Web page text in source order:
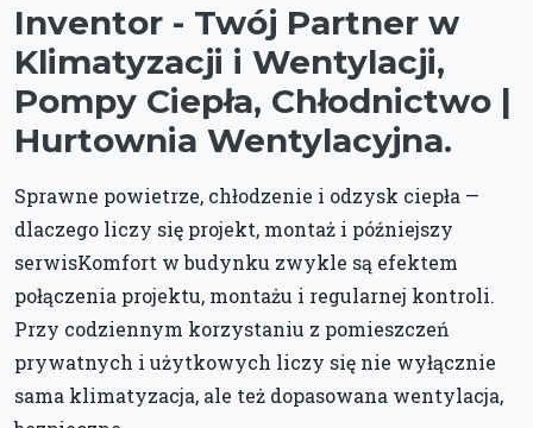
Inventor - Twój Partner w
Klimatyzacji i Wentylacji,
Pompy Ciepła, Chłodnictwo |
Hurtownia Wentylacyjna.
Sprawne powietrze, chłodzenie i odzysk ciepła —
dlaczego liczy się projekt, montaż i późniejszy
serwisKomfort w budynku zwykle są efektem
połączenia projektu, montażu i regularnej kontroli.
Przy codziennym korzystaniu z pomieszczeń
prywatnych i użytkowych liczy się nie wyłącznie
sama klimatyzacja, ale też dopasowana wentylacja,